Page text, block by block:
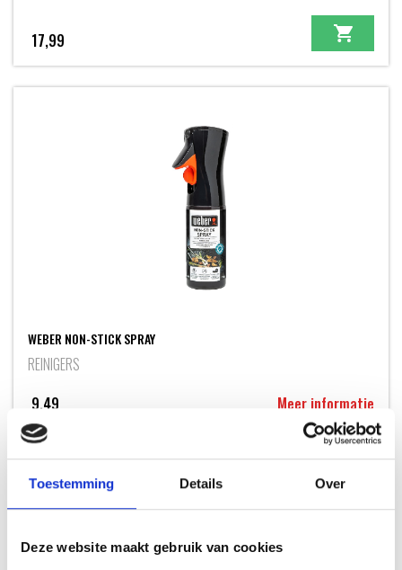
Toestemming Details Over
Deze website maakt gebruik van cookies
17,99
WEBER NON-STICK SPRAY
REINIGERS
9,49
Meer informatie